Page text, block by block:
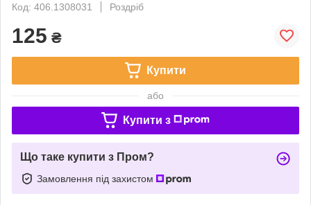
Код: 406.1308031
Роздріб
125 ₴
Купити
або
Купити з
Що таке купити з Пром?
Замовлення під захистом